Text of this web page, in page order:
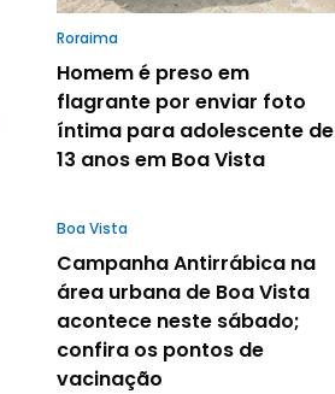
Roraima
Homem é preso em
flagrante por enviar foto
íntima para adolescente de
13 anos em Boa Vista
Boa Vista
Campanha Antirrábica na
área urbana de Boa Vista
acontece neste sábado;
confira os pontos de
vacinação